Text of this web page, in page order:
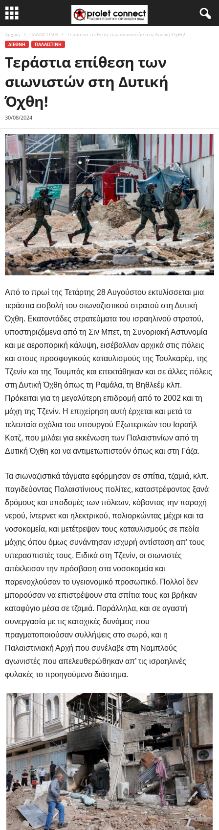
Αρχική ΠΑΛΑΙΣΤΙΝΗ Τεράστια επίθεση των σιωνιστών στη Δυτική Όχθη!
ΔΙΕΘΝΗ ΠΑΛΑΙΣΤΙΝΗ
Τεράστια επίθεση των
σιωνιστών στη Δυτική
Όχθη!
30/08/2024
Από το πρωί της Τετάρτης 28 Αυγούστου εκτυλίσσεται μια
τεράστια εισβολή του σιωναζιστικού στρατού στη Δυτική
Όχθη. Εκατοντάδες στρατεύματα του ισραηλινού στρατού,
υποστηριζόμενα από τη Σιν Μπετ, τη Συνοριακή Αστυνομία
και με αεροπορική κάλυψη, εισέβαλλαν αρχικά στις πόλεις
και στους προσφυγικούς καταυλισμούς της Τουλκαρέμ, της
Τζενίν και της Τουμπάς και επεκτάθηκαν και σε άλλες πόλεις
στη Δυτική Όχθη όπως τη Ραμάλα, τη Βηθλεέμ κλπ.
Πρόκειται για τη μεγαλύτερη επιδρομή από το 2002 και τη
μάχη της Τζενίν. Η επιχείρηση αυτή έρχεται και μετά τα
τελευταία σχόλια του υπουργού Εξωτερικών του Ισραήλ
Κατζ, που μιλάει για εκκένωση των Παλαιστινίων από τη
Δυτική Όχθη και να αντιμετωπιστούν όπως και στη Γάζα.
Τα σιωναζιστικά τάγματα εφόρμησαν σε σπίτια, τζαμιά, κλπ.
παγιδεύοντας Παλαιστίνιους πολίτες, καταστρέφοντας ξανά
δρόμους και υποδομές των πόλεων, κόβοντας την παροχή
νερού, ίντερνετ και ηλεκτρικού, πολιορκώντας μέχρι και τα
νοσοκομεία, και μετέτρεψαν τους καταυλισμούς σε πεδία
μάχης όπου όμως συνάντησαν ισχυρή αντίσταση απ’ τους
υπερασπιστές τους. Ειδικά στη Τζενίν, οι σιωνιστές
απέκλεισαν την πρόσβαση στα νοσοκομεία και
παρενοχλούσαν το υγειονομικό προσωπικό. Πολλοί δεν
μπορούσαν να επιστρέψουν στα σπίτια τους και βρήκαν
καταφύγιο μέσα σε τζαμιά. Παράλληλα, και σε αγαστή
συνεργασία με τις κατοχικές δυνάμεις που
πραγματοποιούσαν συλλήψεις στο σωρό, και η
Παλαιστινιακή Αρχή που συνέλαβε στη Ναμπλούς
αγωνιστές που απελευθερώθηκαν απ’ τις ισραηλινές
φυλακές το προηγούμενο διάστημα.